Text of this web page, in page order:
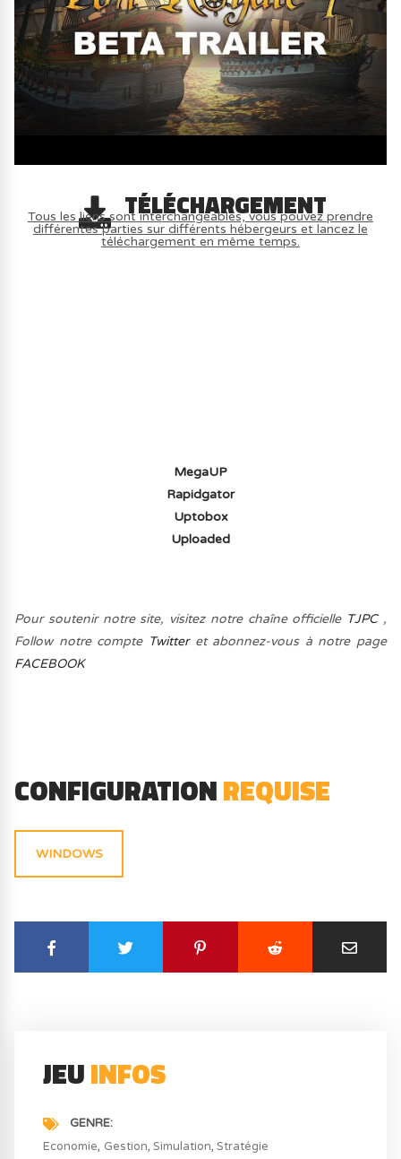
TÉLÉCHARGEMENT
Tous les liens sont interchangeables, vous pouvez prendre
différentes parties sur différents hébergeurs et lancez le
téléchargement en même temps.
MegaUP
Rapidgator
Uptobox
Uploaded
Pour soutenir notre site, visitez notre chaîne officielle TJPC,
Follow notre compte Twitteret abonnez-vous à notre page
FACEBOOK
CONFIGURATIONREQUISE
WINDOWS
JEUINFOS
GENRE
Economie Gestion Simulation Stratégie